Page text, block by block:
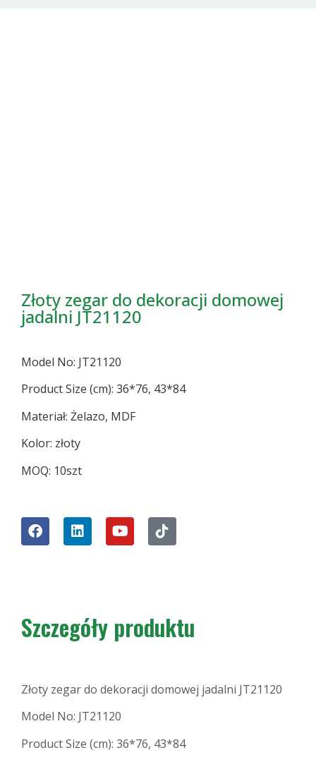
Złoty zegar do dekoracji domowej
jadalni JT21120
Model No: JT21120
Product Size (cm): 36*76, 43*84
Materiał: Żelazo, MDF
Kolor: złoty
MOQ: 10szt
Szczegóły produktu
Złoty zegar do dekoracji domowej jadalni JT21120
Model No: JT21120
Product Size (cm): 36*76, 43*84